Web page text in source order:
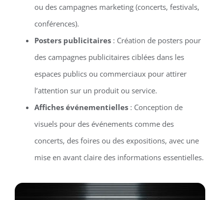
ou des campagnes marketing (concerts, festivals,
conférences).
Posters publicitaires: Création de posters pour
des campagnes publicitaires ciblées dans les
espaces publics ou commerciaux pour attirer
l’attention sur un produit ou service.
Affiches événementielles: Conception de
visuels pour des événements comme des
concerts, des foires ou des expositions, avec une
mise en avant claire des informations essentielles.